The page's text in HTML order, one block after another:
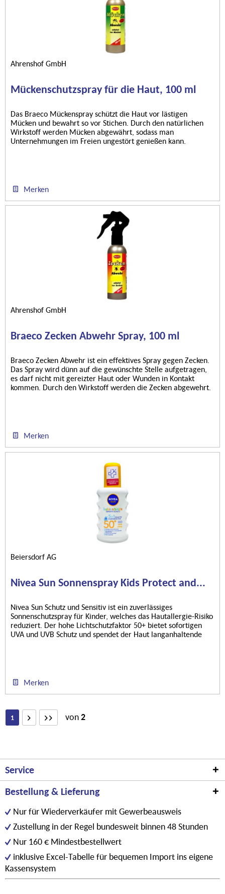
Ahrenshof GmbH
Mückenschutzspray für die Haut, 100 ml
Das Braeco Mückenspray schützt die Haut vor lästigen
Mücken und bewahrt so vor Stichen. Durch den natürlichen
Wirkstoff werden Mücken abgewährt, sodass man
Unternehmungen im Freien ungestört genießen kann.
Merken
Ahrenshof GmbH
Braeco Zecken Abwehr Spray, 100 ml
Braeco Zecken Abwehr ist ein effektives Spray gegen Zecken.
Das Spray wird dünn auf die gewünschte Stelle aufgetragen,
es darf nicht mit gereizter Haut oder Wunden in Kontakt
kommen. Durch den Wirkstoff werden die Zecken abgewehrt.
Merken
Beiersdorf AG
Nivea Sun Sonnenspray Kids Protect and...
Nivea Sun Schutz und Sensitiv ist ein zuverlässiges
Sonnenschutzspray für Kinder, welches das Hautallergie-Risiko
reduziert. Der hohe Lichtschutzfaktor 50+ bietet sofortigen
UVA und UVB Schutz und spendet der Haut langanhaltende
Merken
1 von2
Service
Bestellung & Lieferung
Nur für Wiederverkäufer mit Gewerbeausweis
Zustellung in der Regel bundesweit binnen 48 Stunden
Nur 160 € Mindestbestellwert
inklusive Excel-Tabelle für bequemen Import ins eigene
Kassensystem